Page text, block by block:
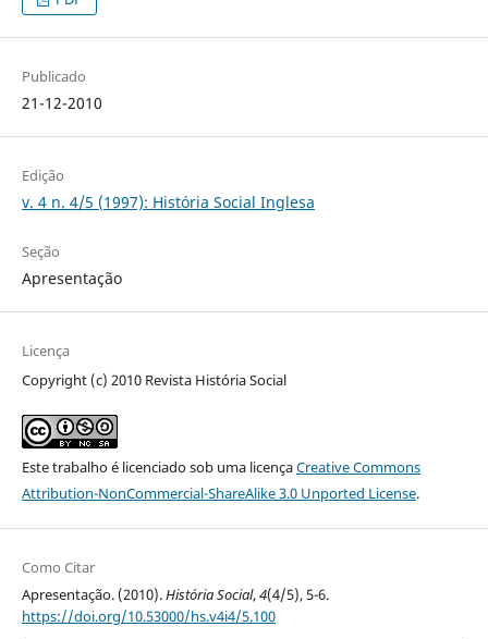
Publicado
21-12-2010
Edição
v. 4 n. 4/5 (1997): História Social Inglesa
Seção
Apresentação
Licença
Copyright (c) 2010 Revista História Social
Este trabalho é licenciado sob uma licençaCreative Commons
Attribution-NonCommercial-ShareAlike 3.0 Unported License.
Como Citar
Apresentação. (2010).História Social,4(4/5), 5-6.
https://doi.org/10.53000/hs.v4i4/5.100